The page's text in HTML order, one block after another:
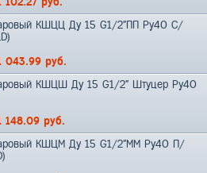
КШЦЦ Ду 15 G1/2"ПП Ру40 С/
043.99 руб.
КШЦШ Ду 15 G1/2" Штуцер Ру40
148.09 руб.
КШЦМ Ду 15 G1/2"ММ Ру40 П/